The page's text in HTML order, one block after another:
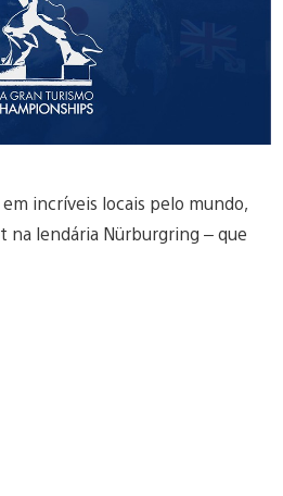
incríveis locais pelo mundo,
na lendária Nürburgring – que